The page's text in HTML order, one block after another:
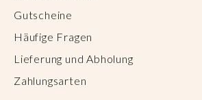
Gutscheine
Häufige Fragen
Lieferung und Abholung
Zahlungsarten